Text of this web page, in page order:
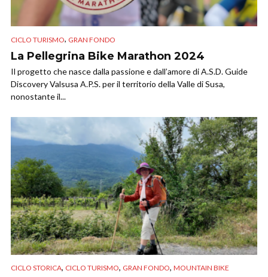
CICLO TURISMO, GRAN FONDO
La Pellegrina Bike Marathon 2024
Il progetto che nasce dalla passione e dall’amore di A.S.D. Guide
Discovery Valsusa A.P.S. per il territorio della Valle di Susa,
nonostante il...
CICLO STORICA, CICLO TURISMO, GRAN FONDO, MOUNTAIN BIKE